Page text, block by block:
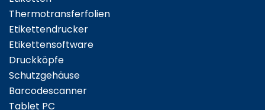
Thermotransferfolien
Etikettendrucker
Etikettensoftware
Druckköpfe
Schutzgehäuse
Barcodescanner
Tablet PC